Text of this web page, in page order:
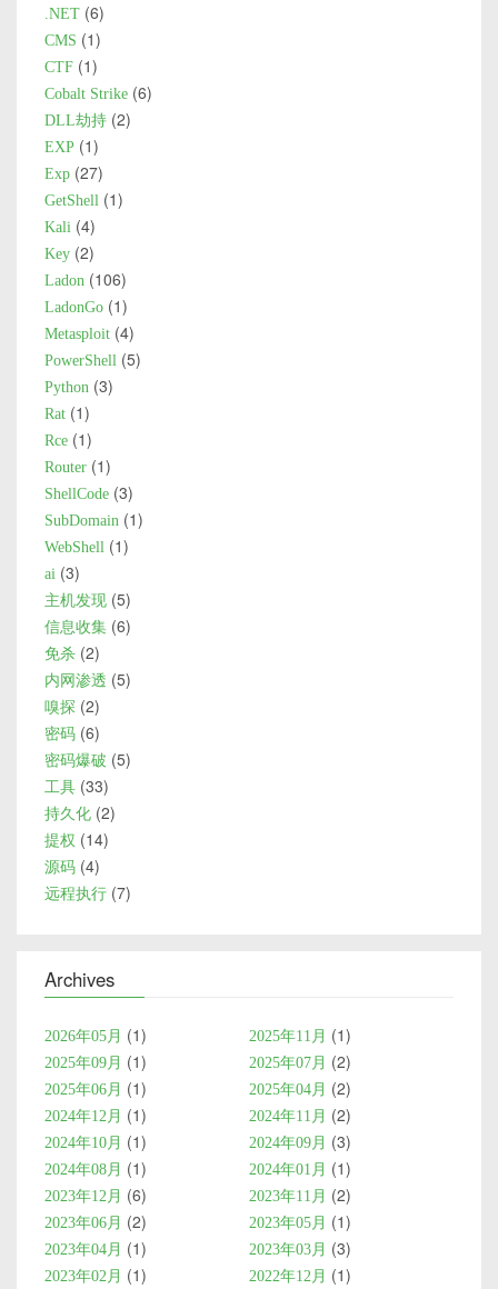
.NET 6
CMS 1
CTF 1
Cobalt Strike 6
DLL劫持 2
EXP 1
Exp 27
GetShell 1
Kali 4
Key 2
Ladon 106
LadonGo 1
Metasploit 4
PowerShell 5
Python 3
Rat 1
Rce 1
Router 1
ShellCode 3
SubDomain 1
WebShell 1
ai 3
主机发现 5
信息收集 6
免杀 2
内网渗透 5
嗅探 2
密码 6
密码爆破 5
工具 33
持久化 2
提权 14
源码 4
远程执行 7
Archives
2026年05月 1 2025年11月 1
2025年09月 1 2025年07月 2
2025年06月 1 2025年04月 2
2024年12月 1 2024年11月 2
2024年10月 1 2024年09月 3
2024年08月 1 2024年01月 1
2023年12月 6 2023年11月 2
2023年06月 2 2023年05月 1
2023年04月 1 2023年03月 3
2023年02月 1 2022年12月 1